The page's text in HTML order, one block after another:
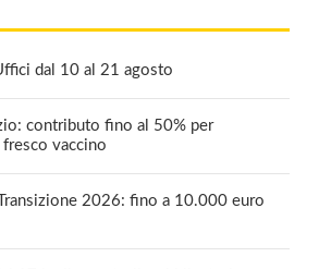
dal 10 al 21 agosto
contributo fino al 50% per
fresco vaccino
2026: fino a 10.000 euro